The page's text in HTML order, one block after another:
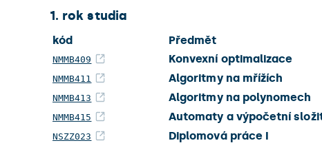
1. rok studia
kód Předmět
NMMB409 Konvexní optimalizace
NMMB411 Algoritmy na mřížích
NMMB413 Algoritmy na polynomech
NMMB415 Automaty a výpočetní
NSZZ023 Diplomová práce I